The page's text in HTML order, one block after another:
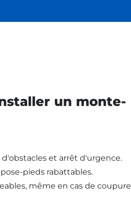
un monte-
et arrêt d'urgence.
pieds rabattables.
même en cas de coupure